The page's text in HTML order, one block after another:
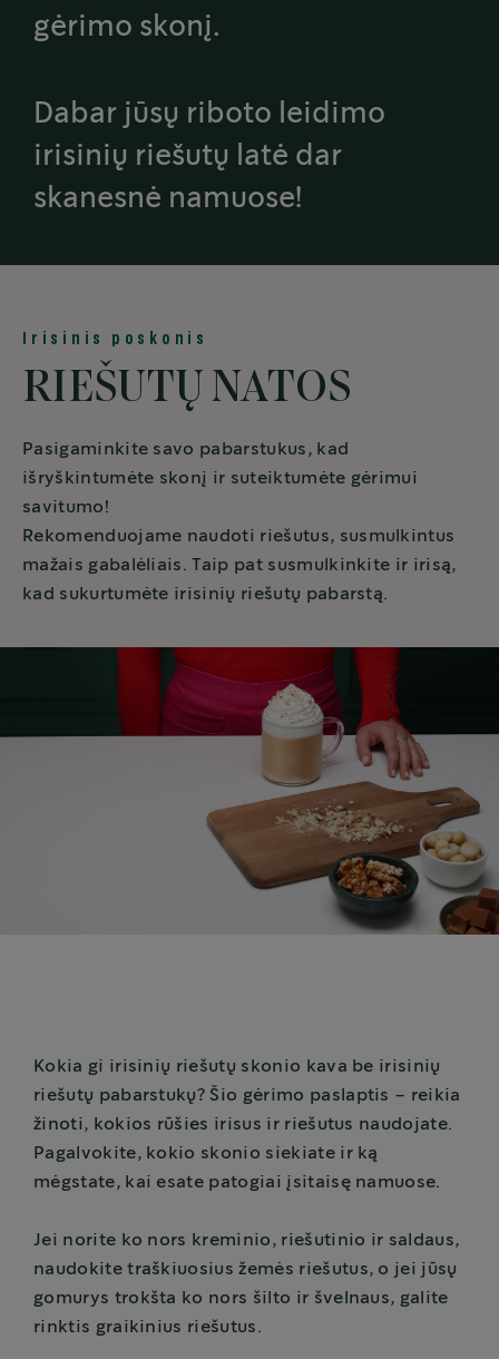
gėrimo skonį.
Dabar jūsų riboto leidimo
irisinių riešutų latė dar
skanesnė namuose!
Irisinis poskonis
RIEŠUTŲ NATOS
Pasigaminkite savo pabarstukus, kad
išryškintumėte skonį ir suteiktumėte gėrimui
savitumo!
Rekomenduojame naudoti riešutus, susmulkintus
mažais gabalėliais. Taip pat susmulkinkite ir irisą,
kad sukurtumėte irisinių riešutų pabarstą.
Kokia gi irisinių riešutų skonio kava be irisinių
riešutų pabarstukų? Šio gėrimo paslaptis – reikia
žinoti, kokios rūšies irisus ir riešutus naudojate.
Pagalvokite, kokio skonio siekiate ir ką
mėgstate, kai esate patogiai įsitaisę namuose.
Jei norite ko nors kreminio, riešutinio ir saldaus,
naudokite traškiuosius žemės riešutus, o jei jūsų
gomurys trokšta ko nors šilto ir švelnaus, galite
rinktis graikinius riešutus.